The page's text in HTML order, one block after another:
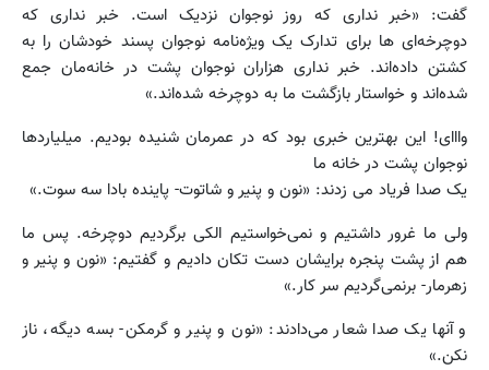
گفت: «خبر نداری که روز نوجوان نزدیک است. خبر نداری که
دوچرخه‌ای ها برای تدارک یک ویژه‌نامه نوجوان پسند خودشان را به
کشتن داده‌اند. خبر نداری هزاران نوجوان پشت در خانه‌مان جمع
شده‌اند و خواستار بازگشت ما به دوچرخه شده‌اند.»
وااای! این بهترین خبری بود که در عمرمان شنیده بودیم. میلیاردها
نوجوان پشت در خانه ما
یک صدا فریاد می زدند: «نون و پنیر و شاتوت- پاینده بادا سه سوت.»
ولی ما غرور داشتیم و نمی‌خواستیم الکی برگردیم دوچرخه. پس ما
هم از پشت پنجره برایشان دست تکان دادیم و گفتیم: «نون و پنیر و
زهرمار- برنمی‌گردیم سر کار.»
و آنها یک صدا شعار می‌دادند: «نون و پنیر و گرمکن- بسه دیگه، ناز
نکن.»